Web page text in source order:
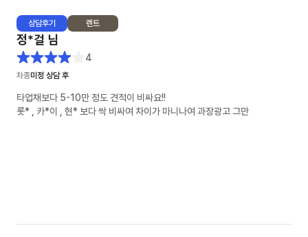
상담후기 렌트
정*걸 님
4
차종미정 상담 후
타업채보다 5-10만 정도 견적이 비싸요!!
롯* , 카*이 , 현* 보다 싹 비싸여 차이가 마니나여 과장광고 그만